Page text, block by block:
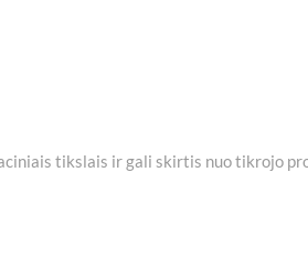
tikslais ir gali skirtis nuo tikrojo